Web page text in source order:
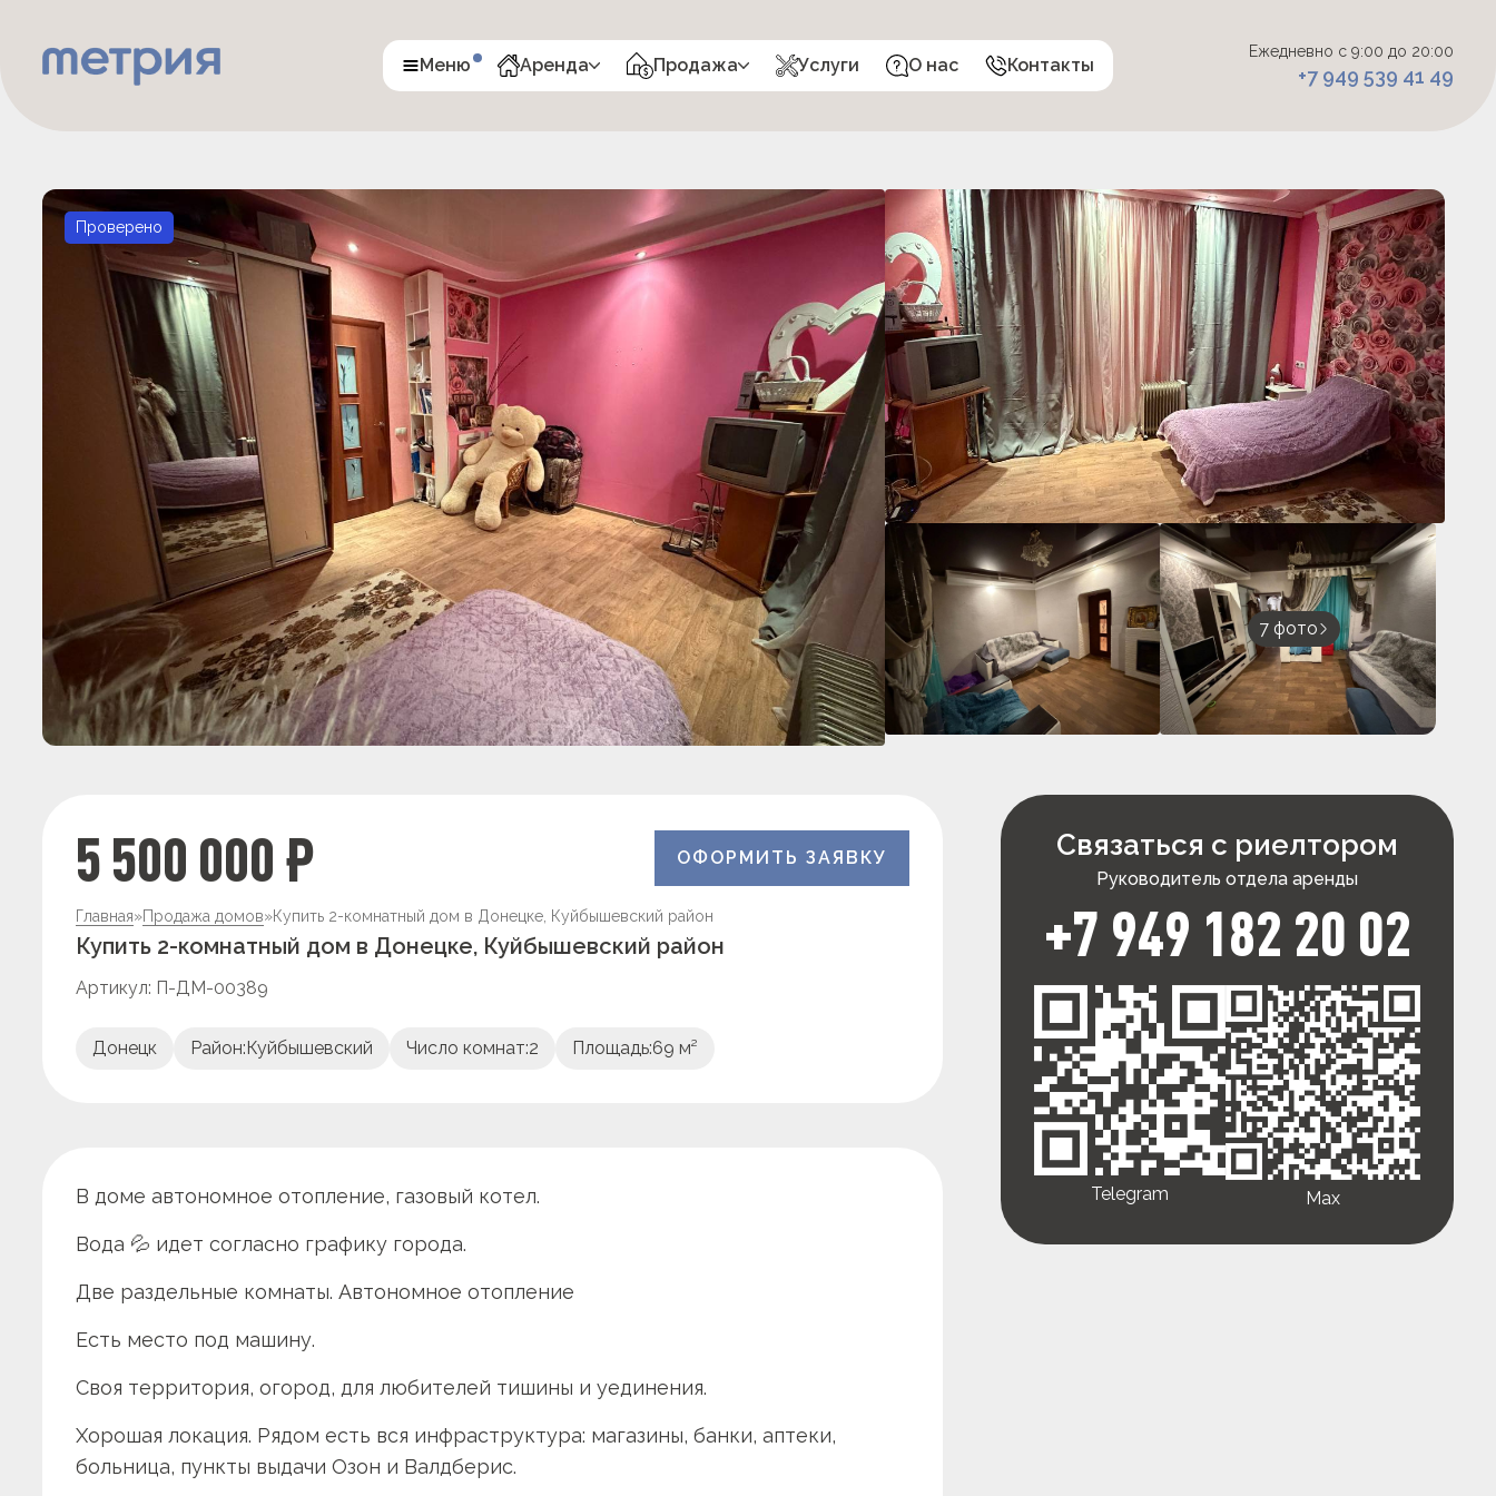
Меню Аренда Продажа Услуги О нас Контакты
Ежедневно с 9:00 до 20:00
+7 949 539 41 49
Проверено
7 фото
5 500 000 ₽ ОФОРМИТЬ ЗАЯВКУ
Главная»Продажа домов»Купить 2-комнатный дом в Донецке, Куйбышевский район
Купить 2-комнатный дом в Донецке, Куйбышевский район
Артикул: П-ДМ-00389
Донецк Район:Куйбышевский Число комнат:2 Площадь:69 м²
В доме автономное отопление, газовый котел.
Вода 💦 идет согласно графику города.
Две раздельные комнаты. Автономное отопление
Есть место под машину.
Своя территория, огород, для любителей тишины и уединения.
Хорошая локация. Рядом есть вся инфраструктура: магазины, банки, аптеки,
больница, пункты выдачи Озон и Валдберис.
Связаться с риелтором
Руководитель отдела аренды
+7 949 182 20 02
Telegram Max